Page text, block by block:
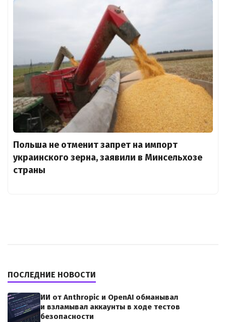
Польша не отменит запрет на импорт
украинского зерна, заявили в Минсельхозе
страны
ПОСЛЕДНИЕ НОВОСТИ
ИИ от Anthropic и OpenAI обманывал
и взламывал аккаунты в ходе тестов
безопасности